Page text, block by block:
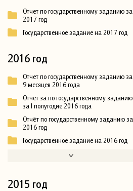
Отчет по государственному заданию за
2017 год
Государственное задание на 2017 год
2016 год
Отчет по государственному заданию за
9 месяцев 2016 года
Отчет за по государственному заданию
за I полугодие 2016 года
Отчёт по государственному заданию за
2016 год
Государственное задание на 2016 год
2015 год